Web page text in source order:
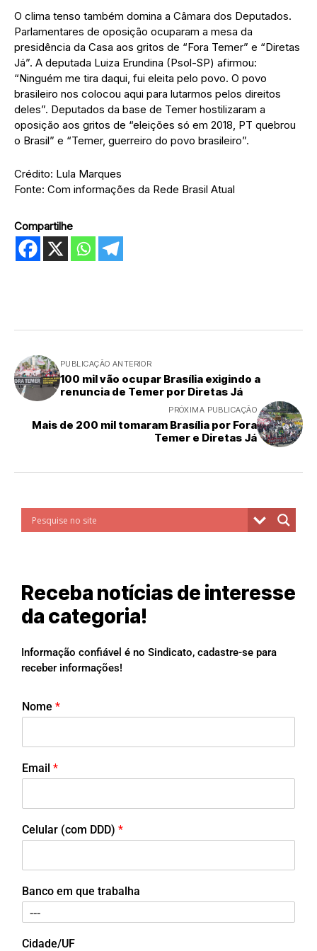
O clima tenso também domina a Câmara dos Deputados.
Parlamentares de oposição ocuparam a mesa da
presidência da Casa aos gritos de “Fora Temer” e “Diretas
Já”. A deputada Luiza Erundina (Psol-SP) afirmou:
“Ninguém me tira daqui, fui eleita pelo povo. O povo
brasileiro nos colocou aqui para lutarmos pelos direitos
deles”. Deputados da base de Temer hostilizaram a
oposição aos gritos de “eleições só em 2018, PT quebrou
o Brasil” e “Temer, guerreiro do povo brasileiro”.
Crédito: Lula Marques
Fonte: Com informações da Rede Brasil Atual
Compartilhe
PUBLICAÇÃO ANTERIOR
100 mil vão ocupar Brasília exigindo a
renuncia de Temer por Diretas Já
PRÓXIMA PUBLICAÇÃO
Mais de 200 mil tomaram Brasília por Fora
Temer e Diretas Já
Receba notícias de interesse
da categoria!
Informação confiável é no Sindicato, cadastre-se para
receber informações!
Nome *
Email *
Celular (com DDD) *
Banco em que trabalha
Cidade/UF